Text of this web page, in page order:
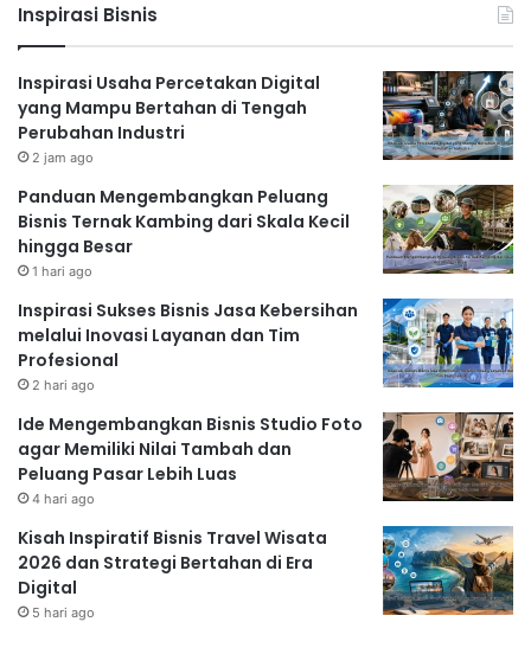
Inspirasi Bisnis
Inspirasi Usaha Percetakan Digital
yang Mampu Bertahan di Tengah
Perubahan Industri
2 jam ago
Panduan Mengembangkan Peluang
Bisnis Ternak Kambing dari Skala Kecil
hingga Besar
1 hari ago
Inspirasi Sukses Bisnis Jasa Kebersihan
melalui Inovasi Layanan dan Tim
Profesional
2 hari ago
Ide Mengembangkan Bisnis Studio Foto
agar Memiliki Nilai Tambah dan
Peluang Pasar Lebih Luas
4 hari ago
Kisah Inspiratif Bisnis Travel Wisata
2026 dan Strategi Bertahan di Era
Digital
5 hari ago